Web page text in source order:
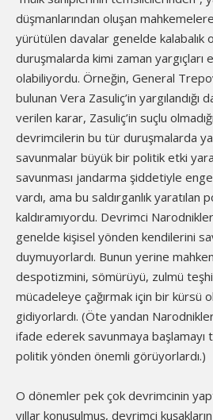
düşmanlarından oluşan
yürütülen davalar genelde
duruşmalarda kimi zaman yargıçları
olabiliyordu. Örneğin, General
bulunan Vera Zasuliç’in yargılandığı
verilen karar, Zasuliç’in suçlu
devrimcilerin bu tür duruşmalarda
savunmalar büyük bir politik etki
savunması jandarma şiddetiyle
vardı, ama bu saldırganlık yaratılan
kaldıramıyordu. Devrimci
genelde kişisel yönden kendilerini
duymuyorlardı. Bunun yerine
despotizmini, sömürüyü, zulmü
mücadeleye çağırmak için bir kürsü
gidiyorlardı. (Öte yandan
ifade ederek savunmaya başlamayı
politik yönden önemli görüyorlardı.)
O dönemler pek çok devrimcinin
yıllar konuşulmuş, devrimci